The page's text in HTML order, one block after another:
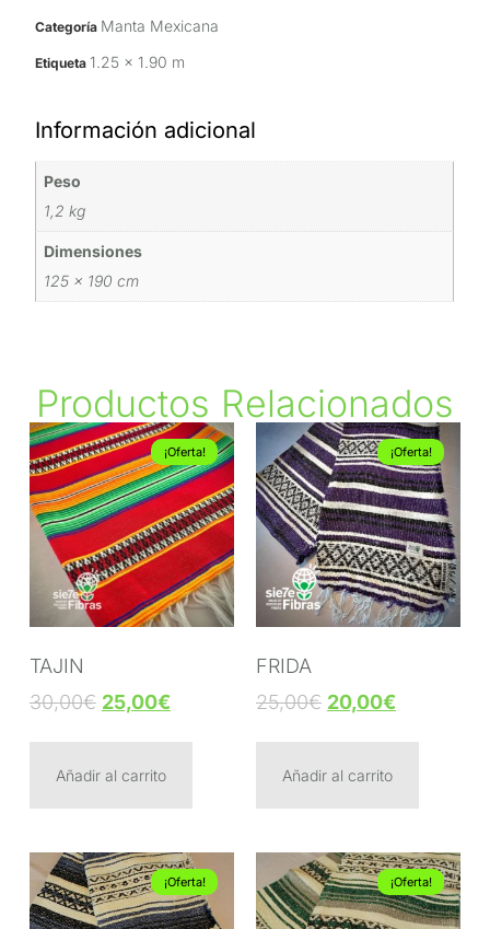
Categoría Manta Mexicana
Etiqueta 1.25 x 1.90 m
Información adicional
Peso
1,2 kg
Dimensiones
125 × 190 cm
Productos Relacionados
¡Oferta!
TAJIN
30,00€ 25,00€
Añadir al carrito
¡Oferta!
FRIDA
25,00€ 20,00€
Añadir al carrito
¡Oferta! ¡Oferta!